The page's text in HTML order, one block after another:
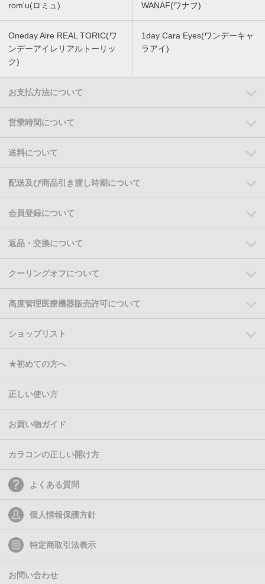
rom'u(ロミュ) WANAF(ワナフ)
Oneday Aire REAL TORIC(ワ
ンデーアイレリアルトーリッ
ク)
1day Cara Eyes(ワンデーキャ
ラアイ)
お支払方法について
営業時間について
送料について
配送及び商品引き渡し時期について
会員登録について
返品・交換について
クーリングオフについて
高度管理医療機器販売許可について
ショップリスト
★初めての方へ
正しい使い方
お買い物ガイド
カラコンの正しい開け方
よくある質問
個人情報保護方針
特定商取引法表示
お問い合わせ